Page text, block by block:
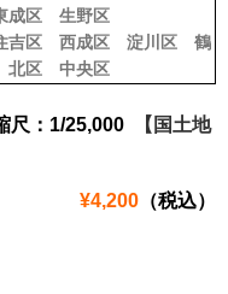
成区
生野区
吉区 西成区 淀川区
鶴
北区 中央区
尺：1/25,000
【国土地
¥4,200 （税込）